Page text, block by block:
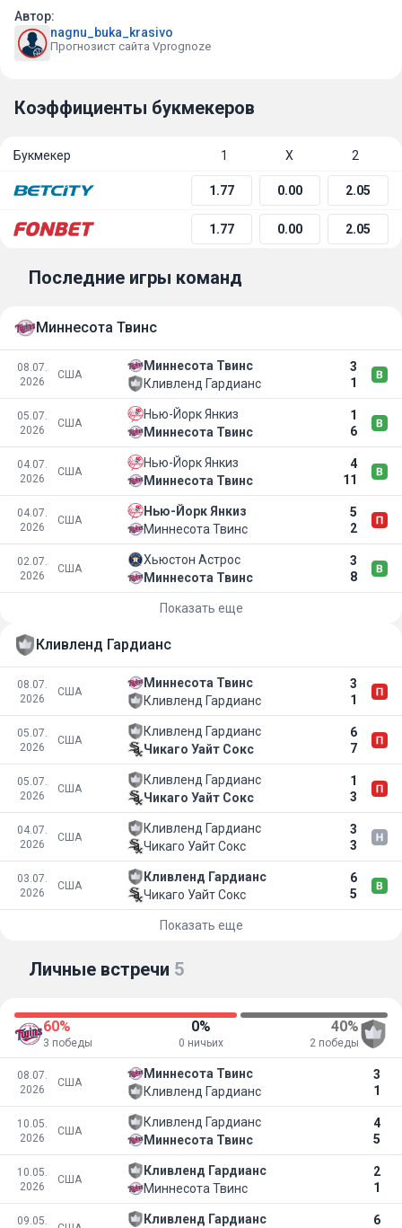
Автор:
nagnu_buka_krasivo
Прогнозист сайта Vprognoze
Коэффициенты букмекеров
Букмекер 1 Х 2
1.77 0.00 2.05
1.77 0.00 2.05
Последние игры команд
Миннесота Твинс
08.07.
2026
США
Миннесота Твинс
3
1
Кливленд Гардианс
05.07.
2026
США
Нью-Йорк Янкиз
1
6
Миннесота Твинс
04.07.
2026
США
Нью-Йорк Янкиз
4
11
Миннесота Твинс
04.07.
2026
США
Нью-Йорк Янкиз
5
2
Миннесота Твинс
02.07.
2026
США
Хьюстон Астрос
3
8
Миннесота Твинс
Показать еще
Кливленд Гардианс
08.07.
2026
США
Миннесота Твинс
3
1
Кливленд Гардианс
05.07.
2026
США
Кливленд Гардианс
6
7
Чикаго Уайт Сокс
05.07.
2026
США
Кливленд Гардианс
1
3
Чикаго Уайт Сокс
04.07.
2026
США
Кливленд Гардианс
3
3
Чикаго Уайт Сокс
03.07.
2026
США
Кливленд Гардианс
6
5
Чикаго Уайт Сокс
Показать еще
Личные встречи 5
60%
3 победы
0%
0 ничьих
40%
2 победы
08.07.
2026
США
Миннесота Твинс
3
1
Кливленд Гардианс
10.05.
2026
США
Кливленд Гардианс
4
5
Миннесота Твинс
10.05.
2026
США
Кливленд Гардианс
2
1
Миннесота Твинс
09.05. Кливленд Гардианс 6